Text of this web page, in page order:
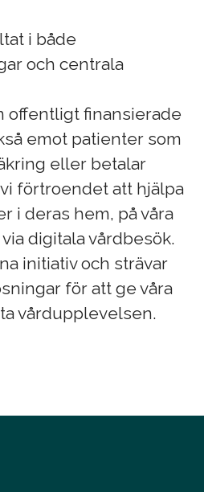
i både
och centrala
offentligt finansierade
emot patienter som
eller betalar
förtroendet att hjälpa
i deras hem, på våra
digitala vårdbesök.
initiativ och strävar
för att ge våra
vårdupplevelsen.